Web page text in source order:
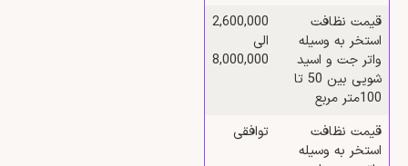
قیمت نظافت
استخر به وسیله
واتر جت و اسید
شویی بین 50 تا
100متر مربع
2,600,000
الی
8,000,000
قیمت نظافت
استخر به وسیله
توافقی